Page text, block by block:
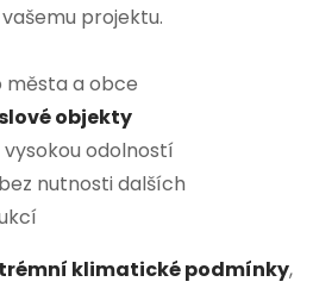
projektu.
města a obce
objekty
vysokou odolností
bez nutnosti dalších
klimatické podmínky,